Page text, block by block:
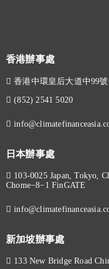
香港辦事處
香港中環皇后大道中99
(852) 2541 5020
日本辦事處
103-0025 Japan, Tokyo,
Chome−8−1 FinGATE
新加坡辦事處
133 New Bridge Road